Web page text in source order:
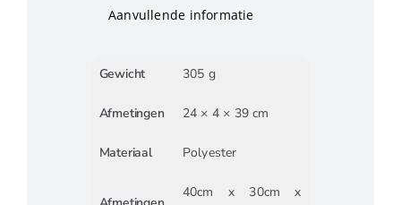
Aanvullende informatie
Gewicht 305 g
Afmetingen 24 × 4 × 39 cm
Materiaal Polyester
40cm x 30cm x